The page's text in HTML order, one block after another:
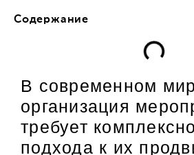
Содержание
В современном
организация
требует
подхода к их